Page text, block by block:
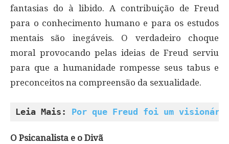
fantasias do à libido. A contribuição de Freud
para o conhecimento humano e para os estudos
mentais são inegáveis. O verdadeiro choque
moral provocando pelas ideias de Freud serviu
para que a humanidade rompesse seus tabus e
preconceitos na compreensão da sexualidade.
Leia Mais: Por que Freud foi um
O Psicanalista e o Divã